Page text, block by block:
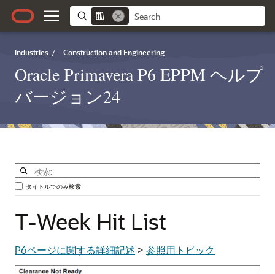
Industries / Construction and Engineering
Oracle Primavera P6 EPPM ヘルプ
バージョン24
タイトルでのみ検索
T-Week Hit List
P6ページに関する詳細記述 > 参照用トピック